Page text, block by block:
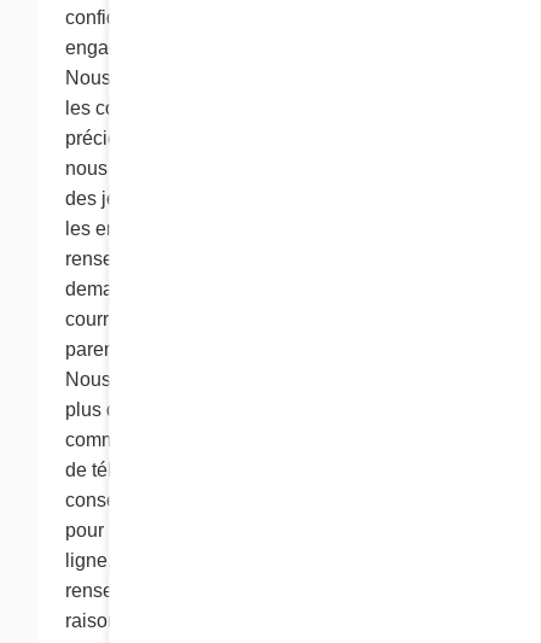
confidentialité. Nous sommes fiers de notre
engagement à long terme envers nos clients.
Nous sommes particulièrement attentifs à toutes
les communications avec nos clients les plus
précieux – les enfants. Dans nos sites Web,
nous offrons de nombreuses fonctions comme
des jeux et des livres à colorier, pour lesquels
les enfants n’ont pas à fournir de
renseignements personnels. Nous pouvons
demander à un enfant de fournir une adresse
courriel pour que nous puissions informer un
parent ou tenter d'obtenir un consentement.
Nous ne recueillerons pas de renseignements
plus détaillés des enfants de 12 ans et moins,
comme des adresses postales ou des numéros
de téléphone, sans avoir d’abord obtenu le
consentement d’un parent ou d’un tuteur. Cora,
pour la participation d’un enfant à une activité en
ligne, n’exige pas qu’il divulgue plus de
renseignements personnels qu’il n’est
raisonnablement nécessaire de le faire pour